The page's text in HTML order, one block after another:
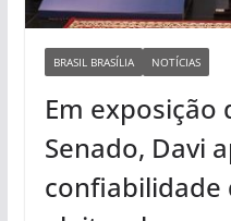
BRASIL BRASÍLIA NOTÍCIAS
Em exposição
Senado, Davi
confiabilidade